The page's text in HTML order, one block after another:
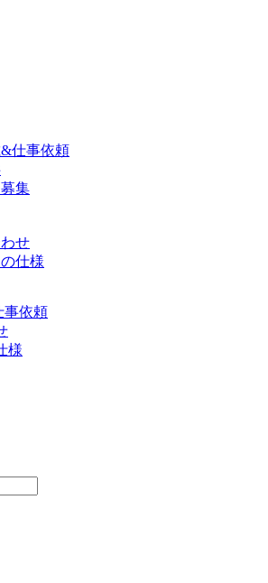
仕事依頼
集
せ
仕様
事依頼
様